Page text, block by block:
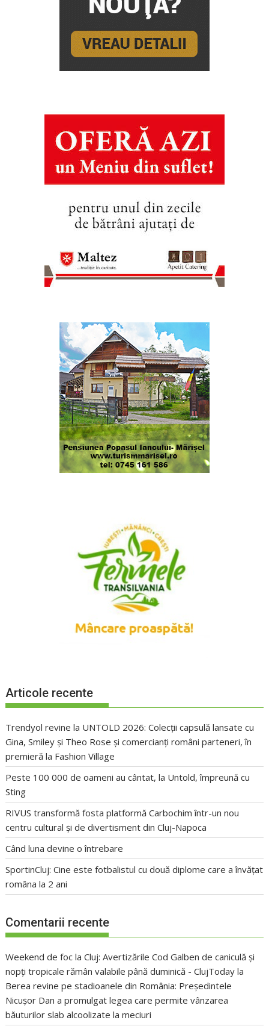
Articole recente
Trendyol revine la UNTOLD 2026: Colecții capsulă lansate cu
Gina, Smiley și Theo Rose și comercianți români parteneri, în
premieră la Fashion Village
Peste 100 000 de oameni au cântat, la Untold, împreună cu
Sting
RIVUS transformă fosta platformă Carbochim într-un nou
centru cultural și de divertisment din Cluj-Napoca
Când luna devine o întrebare
SportinCluj: Cine este fotbalistul cu două diplome care a învățat
româna la 2 ani
Comentarii recente
Weekend de foc la Cluj: Avertizările Cod Galben de caniculă și
nopți tropicale rămân valabile până duminică - ClujToday la
Berea revine pe stadioanele din România: Președintele
Nicușor Dan a promulgat legea care permite vânzarea
băuturilor slab alcoolizate la meciuri